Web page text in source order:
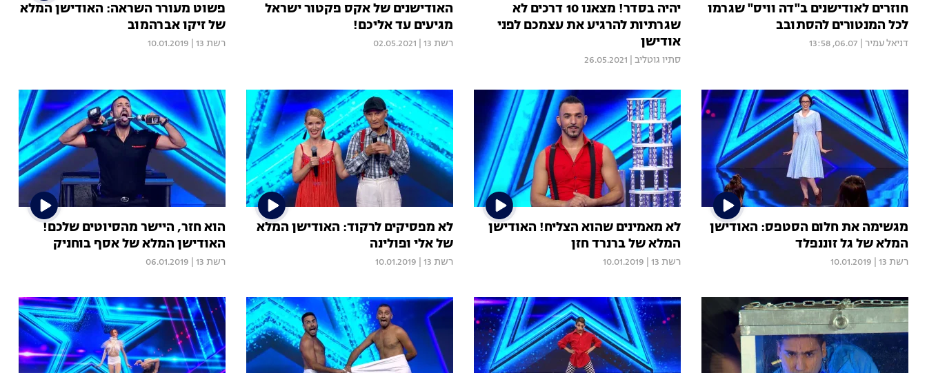
חוזרים לאודישנים ב"דה וויס" שגרמו
לכל המנטורים להסתובב
דניאל עמיר 06.07, 13:58
יהיה בסדר! מצאנו 10 דרכים לא
שגרתיות להרגיע את עצמכם לפני
אודישן
סתיו גוטליב 26.05.2021
האודישנים של אקס פקטור ישראל
מגיעים עד אליכם!
רשת 13 02.05.2021
פשוט מעורר השראה: האודישן המלא
של זיקו אברהמוב
רשת 13 10.01.2019
מגשימה את חלום הסטפס: האודישן
המלא של גל זוננפלד
רשת 13 10.01.2019
לא מאמינים שהוא הצליח! האודישן
המלא של ברנרד חזן
רשת 13 10.01.2019
לא מפסיקים לרקוד: האודישן המלא
של אלי ופולינה
רשת 13 10.01.2019
הוא חזר, היישר מהסיוטים שלכם!
האודישן המלא של אסף בוחניק
רשת 13 06.01.2019